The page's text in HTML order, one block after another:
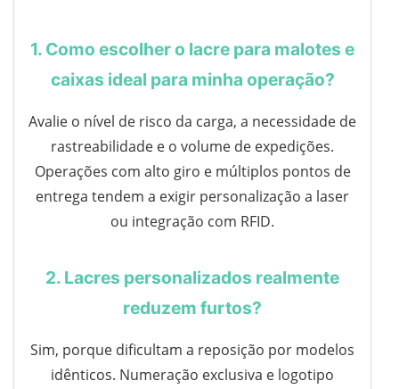
1. Como escolher o lacre para malotes e
caixas ideal para minha operação?
Avalie o nível de risco da carga, a necessidade de
rastreabilidade e o volume de expedições.
Operações com alto giro e múltiplos pontos de
entrega tendem a exigir personalização a laser
ou integração com RFID.
2. Lacres personalizados realmente
reduzem furtos?
Sim, porque dificultam a reposição por modelos
idênticos. Numeração exclusiva e logotipo